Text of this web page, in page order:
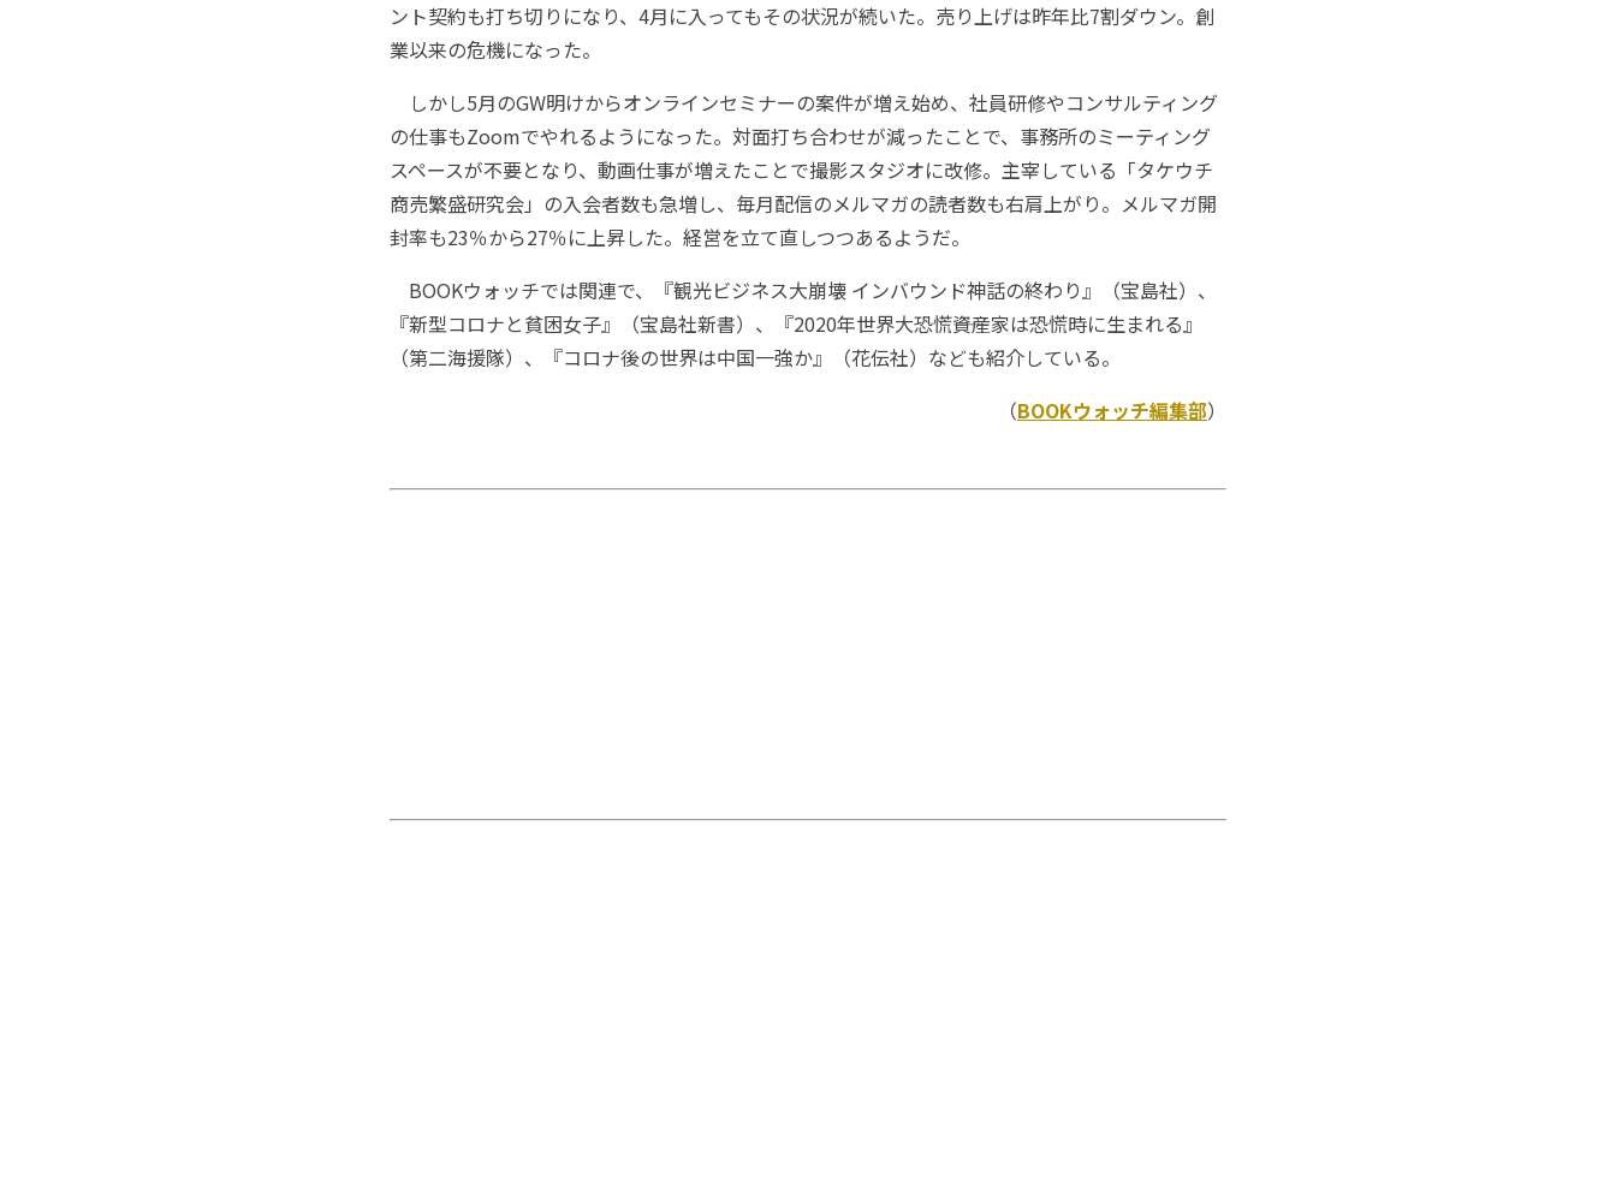
ント契約も打ち切りになり、4月に入ってもその状況が続いた。売り上げは昨年比7割ダウン。創
業以来の危機になった。
しかし5月のGW明けからオンラインセミナーの案件が増え始め、社員研修やコンサルティング
の仕事もZoomでやれるようになった。対面打ち合わせが減ったことで、事務所のミーティング
スペースが不要となり、動画仕事が増えたことで撮影スタジオに改修。主宰している「タケウチ
商売繁盛研究会」の入会者数も急増し、毎月配信のメルマガの読者数も右肩上がり。メルマガ開
封率も23％から27％に上昇した。経営を立て直しつつあるようだ。
BOOKウォッチでは関連で、『観光ビジネス大崩壊 インバウンド神話の終わり』（宝島社）、
『新型コロナと貧困女子』（宝島社新書）、『2020年世界大恐慌――資産家は恐慌時に生まれる』
（第二海援隊）、『コロナ後の世界は中国一強か』（花伝社）なども紹介している。
（BOOKウォッチ編集部）